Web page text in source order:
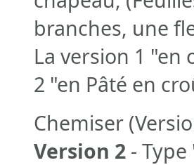
branches, une
La version 1 "en
2 "en Pâté en
Chemiser
Version 2 - Type